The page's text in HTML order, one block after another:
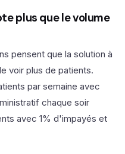
plus que le volume
pensent que la solution à
voir plus de patients.
par semaine avec
chaque soir
avec 1% d'impayés et